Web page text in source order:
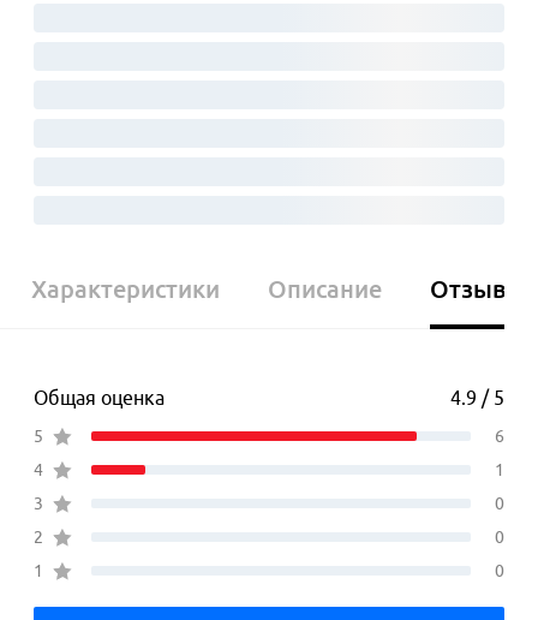
Характеристики Описание Отзывы
Общая оценка 4.9 / 5
5
4
3
2
1
6
1
0
0
0